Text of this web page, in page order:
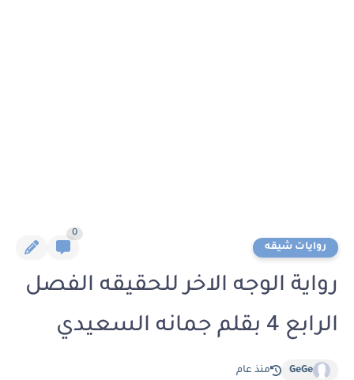
روايات شيقه
0
رواية الوجه الاخر للحقيقه الفصل
الرابع 4 بقلم جمانه السعيدي
GeGe منذ عام